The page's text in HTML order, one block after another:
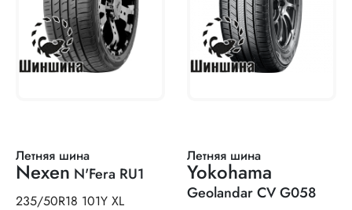
Летняя шина
Nexen N'Fera RU1
235/50R18 101Y XL
Летняя шина
Yokohama
Geolandar CV G058